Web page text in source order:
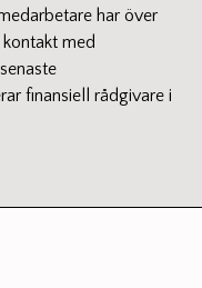
har över
med
finansiell rådgivare i